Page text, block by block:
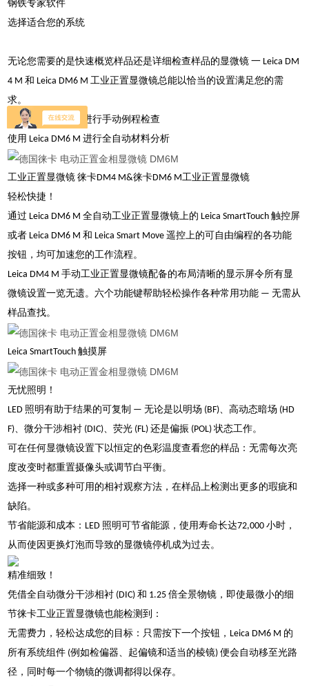
钢铁专家软件
选择适合您的系统
无论您需要的是快速概览样品还是详细检查样品的显微镜 一 Leica DM
4 M 和 Leica DM6 M 工业正置显微镜总能以恰当的设置满足您的需
求。
使用 Leica DM4 M 进行手动例程检查
使用 Leica DM6 M 进行全自动材料分析
工业正置显微镜 徕卡DM4 M&徕卡DM6 M工业正置显微镜
轻松快捷！
通过 Leica DM6 M 全自动工业正置显微镜上的 Leica SmartTouch 触控屏
或者 Leica DM6 M 和 Leica Smart Move 遥控上的可自由编程的各功能
按钮，均可加速您的工作流程。
Leica DM4 M 手动工业正置显微镜配备的布局清晰的显示屏令所有显
微镜设置一览无遗。六个功能键帮助轻松操作各种常用功能 — 无需从
样品查找。
Leica SmartTouch 触摸屏
无忧照明！
LED 照明有助于结果的可复制 — 无论是以明场 (BF)、高动态暗场 (HD
F)、微分干涉相衬 (DIC)、荧光 (FL) 还是偏振 (POL) 状态工作。
可在任何显微镜设置下以恒定的色彩温度查看您的样品：无需每次亮
度改变时都重置摄像头或调节白平衡。
选择一种或多种可用的相衬观察方法，在样品上检测出更多的瑕疵和
缺陷。
节省能源和成本：LED 照明可节省能源，使用寿命长达72,000 小时，
从而使因更换灯泡而导致的显微镜停机成为过去。
精准细致！
凭借全自动微分干涉相衬 (DIC) 和 1.25 倍全景物镜，即使最微小的细
节徕卡工业正置显微镜也能检测到：
无需费力，轻松达成您的目标：只需按下一个按钮，Leica DM6 M 的
所有系统组件 (例如检偏器、起偏镜和适当的棱镜) 便会自动移至光路
径，同时每一个物镜的微调都得以保存。